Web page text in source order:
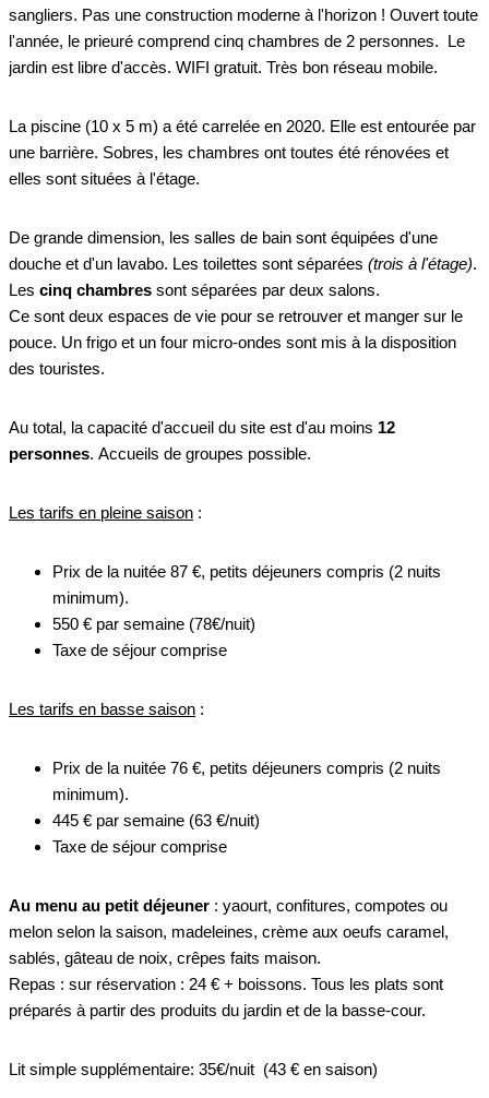
sangliers. Pas une construction moderne à l'horizon ! Ouvert toute
l'année, le prieuré comprend cinq chambres de 2 personnes. Le
jardin est libre d'accès. WIFI gratuit. Très bon réseau mobile.
La piscine (10 x 5 m) a été carrelée en 2020. Elle est entourée par
une barrière. Sobres, les chambres ont toutes été rénovées et
elles sont situées à l'étage.
De grande dimension, les salles de bain sont équipées d'une
douche et d'un lavabo. Les toilettes sont séparées (trois à l'étage).
Les cinq chambres sont séparées par deux salons.
Ce sont deux espaces de vie pour se retrouver et manger sur le
pouce. Un frigo et un four micro-ondes sont mis à la disposition
des touristes.
Au total, la capacité d'accueil du site est d'au moins 12
personnes. Accueils de groupes possible.
Les tarifs en pleine saison :
Prix de la nuitée 87 €, petits déjeuners compris (2 nuits
minimum).
550 € par semaine (78€/nuit)
Taxe de séjour comprise
Les tarifs en basse saison :
Prix de la nuitée 76 €, petits déjeuners compris (2 nuits
minimum).
445 € par semaine (63 €/nuit)
Taxe de séjour comprise
Au menu au petit déjeuner : yaourt, confitures, compotes ou
melon selon la saison, madeleines, crème aux oeufs caramel,
sablés, gâteau de noix, crêpes faits maison.
Repas : sur réservation : 24 € + boissons. Tous les plats sont
préparés à partir des produits du jardin et de la basse-cour.
Lit simple supplémentaire: 35€/nuit (43 € en saison)